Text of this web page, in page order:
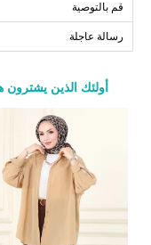
قم بالتوصية
رسالة عاجلة
أولئك الذين يشترون